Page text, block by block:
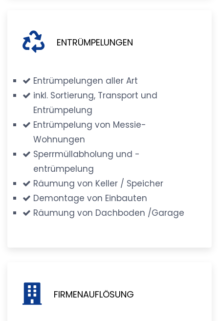
ENTRÜMPELUNGEN
Entrümpelungen aller Art
inkl. Sortierung, Transport und
Entrümpelung
Entrümpelung von Messie-
Wohnungen
Sperrmüllabholung und -
entrümpelung
Räumung von Keller / Speicher
Demontage von Einbauten
Räumung von Dachboden /Garage
FIRMENAUFLÖSUNG